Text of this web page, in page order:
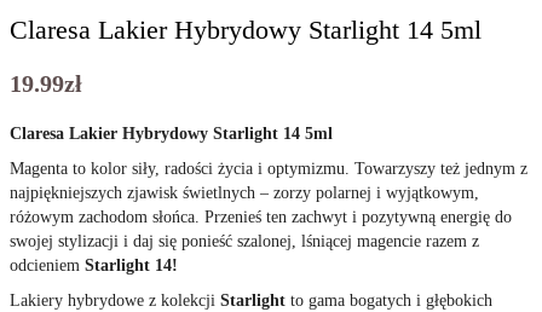
Claresa Lakier Hybrydowy Starlight 14 5ml
19.99zł
Claresa Lakier Hybrydowy Starlight 14 5ml
Magenta to kolor siły, radości życia i optymizmu. Towarzyszy też jednym z
najpiękniejszych zjawisk świetlnych ‒ zorzy polarnej i wyjątkowym,
różowym zachodom słońca. Przenieś ten zachwyt i pozytywną energię do
swojej stylizacji i daj się ponieść szalonej, lśniącej magencie razem z
odcieniem Starlight 14!
Lakiery hybrydowe z kolekcji Starlight to gama bogatych i głębokich